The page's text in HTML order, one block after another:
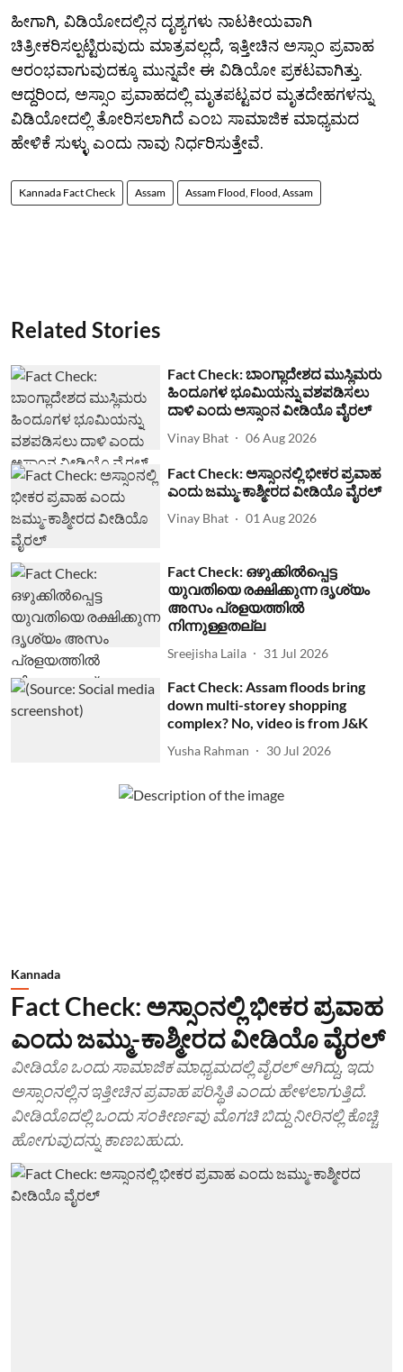
ಹೀಗಾಗಿ, ವಿಡಿಯೋದಲ್ಲಿನ ದೃಶ್ಯಗಳು ನಾಟಕೀಯವಾಗಿ
ಚಿತ್ರೀಕರಿಸಲ್ಪಟ್ಟಿರುವುದು ಮಾತ್ರವಲ್ಲದೆ, ಇತ್ತೀಚಿನ ಅಸ್ಸಾಂ ಪ್ರವಾಹ
ಆರಂಭವಾಗುವುದಕ್ಕೂ ಮುನ್ನವೇ ಈ ವಿಡಿಯೋ ಪ್ರಕಟವಾಗಿತ್ತು.
ಆದ್ದರಿಂದ, ಅಸ್ಸಾಂ ಪ್ರವಾಹದಲ್ಲಿ ಮೃತಪಟ್ಟವರ ಮೃತದೇಹಗಳನ್ನು
ವಿಡಿಯೋದಲ್ಲಿ ತೋರಿಸಲಾಗಿದೆ ಎಂಬ ಸಾಮಾಜಿಕ ಮಾಧ್ಯಮದ
ಹೇಳಿಕೆ ಸುಳ್ಳು ಎಂದು ನಾವು ನಿರ್ಧರಿಸುತ್ತೇವೆ.
Kannada Fact Check Assam Assam Flood, Flood, Assam
Related Stories
Fact Check: ಬಾಂಗ್ಲಾದೇಶದ ಮುಸ್ಲಿಮರು
ಹಿಂದೂಗಳ ಭೂಮಿಯನ್ನು ವಶಪಡಿಸಲು
ದಾಳಿ ಎಂದು ಅಸ್ಸಾಂನ ವೀಡಿಯೊ ವೈರಲ್
Vinay Bhat 06 Aug 2026
Fact Check: ಅಸ್ಸಾಂನಲ್ಲಿ ಭೀಕರ ಪ್ರವಾಹ
ಎಂದು ಜಮ್ಮು-ಕಾಶ್ಮೀರದ ವೀಡಿಯೊ ವೈರಲ್
Vinay Bhat 01 Aug 2026
Fact Check: ഒഴുക്കില്‍പ്പെട്ട
യുവതിയെ രക്ഷിക്കുന്ന ദൃശ്യം
അസം പ്രളയത്തില്‍
നിന്നുള്ളതല്ല
Sreejisha Laila 31 Jul 2026
Fact Check: Assam floods bring
down multi-storey shopping
complex? No, video is from J&K
Yusha Rahman 30 Jul 2026
Kannada
Fact Check: ಅಸ್ಸಾಂನಲ್ಲಿ ಭೀಕರ ಪ್ರವಾಹ
ಎಂದು ಜಮ್ಮು-ಕಾಶ್ಮೀರದ ವೀಡಿಯೊ ವೈರಲ್
ವೀಡಿಯೊ ಒಂದು ಸಾಮಾಜಿಕ ಮಾಧ್ಯಮದಲ್ಲಿ ವೈರಲ್ ಆಗಿದ್ದು, ಇದು
ಅಸ್ಸಾಂನಲ್ಲಿನ ಇತ್ತೀಚಿನ ಪ್ರವಾಹ ಪರಿಸ್ಥಿತಿ ಎಂದು ಹೇಳಲಾಗುತ್ತಿದೆ.
ವೀಡಿಯೊದಲ್ಲಿ ಒಂದು ಸಂಕೀರ್ಣವು ಮೊಗಚಿ ಬಿದ್ದು ನೀರಿನಲ್ಲಿ ಕೊಚ್ಚಿ
ಹೋಗುವುದನ್ನು ಕಾಣಬಹುದು.